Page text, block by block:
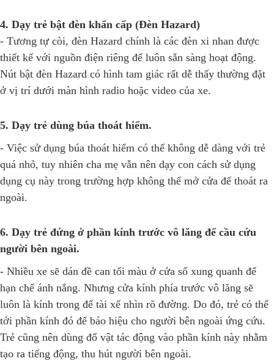
4. Dạy trẻ bật đèn khẩn cấp (Đèn Hazard)
- Tương tự còi, đèn Hazard chính là các đèn xi nhan được
thiết kế với nguồn điện riêng để luôn sẵn sàng hoạt động.
Nút bật đèn Hazard có hình tam giác rất dễ thấy thường đặt
ở vị trí dưới màn hình radio hoặc video của xe.
5. Dạy trẻ dùng búa thoát hiểm.
- Việc sử dụng búa thoát hiểm có thể không dễ dàng với trẻ
quá nhỏ, tuy nhiên cha mẹ vẫn nên dạy con cách sử dụng
dụng cụ này trong trường hợp không thể mở cửa để thoát ra
ngoài.
6. Dạy trẻ đứng ở phần kính trước vô lăng để cầu cứu
người bên ngoài.
- Nhiều xe sẽ dán đề can tối màu ở cửa sổ xung quanh để
hạn chế ánh nắng. Nhưng cửa kính phía trước vô lăng sẽ
luôn là kính trong để tài xế nhìn rõ đường. Do đó, trẻ có thể
tới phần kính đó để báo hiệu cho người bên ngoài ứng cứu.
Trẻ cũng nên dùng đổ vật tác động vào phần kính này nhằm
tạo ra tiếng động, thu hút người bên ngoài.